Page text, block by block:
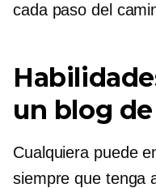
cada paso del
un blog
Cualquiera puede
siempre que tenga